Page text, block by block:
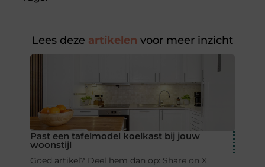
Lees deze artikelen voor meer inzicht
Past een tafelmodel koelkast bij jouw
woonstijl
Goed artikel? Deel hem dan op: Share on X